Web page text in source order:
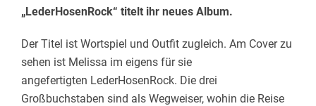
„LederHosenRock“ titelt ihr neues Album.
Der Titel ist Wortspiel und Outfit zugleich. Am Cover zu
sehen ist Melissa im eigens für sie
angefertigten LederHosenRock. Die drei
Großbuchstaben sind als Wegweiser, wohin die Reise